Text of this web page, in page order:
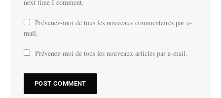
next time I comment.
Prévenez-moi de tous les nouveaux commentaires par e-
mail.
Prévenez-moi de tous les nouveaux articles par e-mail.